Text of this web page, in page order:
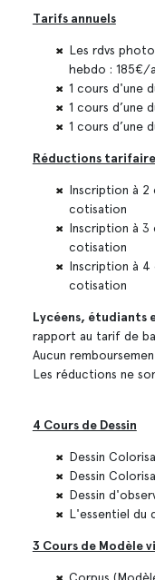
Tarifs annuels
Les rdvs
hebdo : 185€/
1 cours d'une
1 cours d’une
1 cours d’une
Réductions
Inscription à 2
cotisation
Inscription à 3
cotisation
Inscription à 4
cotisation
Lycéens, étudiants
rapport au tarif de
Aucun
Les réductions ne
4 Cours de Dessin
Dessin
Dessin
Dessin
L'essentiel du
3 Cours de Modèle
Corpus